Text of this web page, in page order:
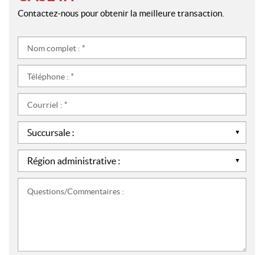
Contactez-nous pour obtenir la meilleure transaction.
complet
:
*
*Succursale
*Région
administrative
: